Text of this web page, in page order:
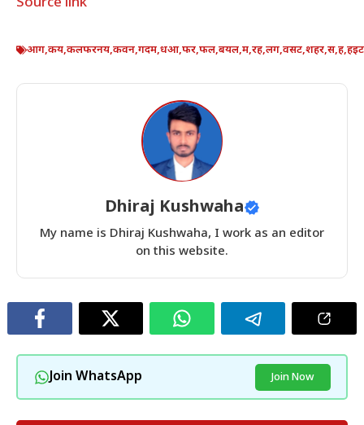
आग,कय,कलफरनय,कवन,गदम,धआ,फर,फल,बयल,म,रह,लग,वसट,शहर,स,ह,
Dhiraj Kushwaha
My name is Dhiraj Kushwaha, I work as an editor
on this website.
Join WhatsApp Join Now